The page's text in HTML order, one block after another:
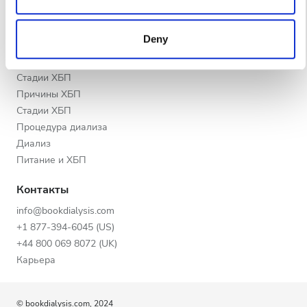
to them or that they’ve collected from your use of their
services. Read more about cookies in our Privacy policy.
Deny
Рейтинг
Хорошо
Очень хорошо
Партнеры
ХБП
Стадии ХБП
Причины ХБП
Стадии ХБП
Процедура диализа
Диализ
Питание и ХБП
Контакты
info@bookdialysis.com
+1 877-394-6045 (US)
+44 800 069 8072 (UK)
Карьера
© bookdialysis.com, 2024